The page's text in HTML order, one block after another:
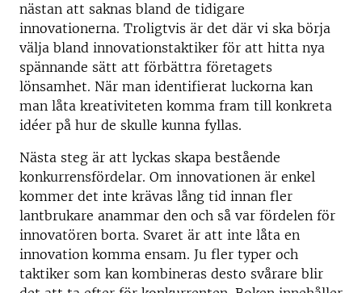
nästan att saknas bland de tidigare
innovationerna. Troligtvis är det där vi ska börja
välja bland innovationstaktiker för att hitta nya
spännande sätt att förbättra företagets
lönsamhet. När man identifierat luckorna kan
man låta kreativiteten komma fram till konkreta
idéer på hur de skulle kunna fyllas.
Nästa steg är att lyckas skapa bestående
konkurrensfördelar. Om innovationen är enkel
kommer det inte krävas lång tid innan fler
lantbrukare anammar den och så var fördelen för
innovatören borta. Svaret är att inte låta en
innovation komma ensam. Ju fler typer och
taktiker som kan kombineras desto svårare blir